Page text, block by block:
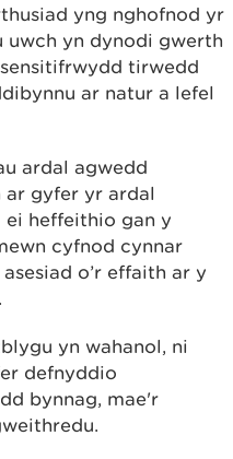
yng nghofnod yr
uwch yn dynodi gwerth
tirwedd
ar natur a lefel
ardal agwedd
ar gyfer yr ardal
heffeithio gan y
cyfnod cynnar
o’r effaith ar y
yn wahanol, ni
defnyddio
bynnag, mae'r